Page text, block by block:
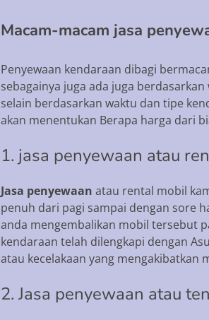
Macam-macam jasa
Penyewaan kendaraan dibagi
sebagainya juga ada juga
selain berdasarkan waktu dan tipe
akan menentukan Berapa harga dari
1. jasa penyewaan atau
Jasa penyewaan atau rental mobil
penuh dari pagi sampai dengan sore
anda mengembalikan mobil tersebut
kendaraan telah dilengkapi dengan
atau kecelakaan yang mengakibatkan
2. Jasa penyewaan atau